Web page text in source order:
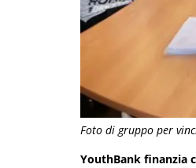
Foto di gruppo per
YouthBank finanzia